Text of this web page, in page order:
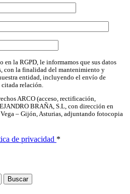
la RGPD, le informamos que sus datos
con la finalidad del mantenimiento y
entidad, incluyendo el envío de
relación.
ARCO (acceso, rectificación,
BRAÑA, S.L, con dirección en
– Gijón, Asturias, adjuntando fotocopia
de privacidad *